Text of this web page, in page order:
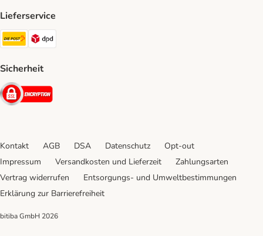
Lieferservice
Die Post Shipping Method
Sicherheit
Security
Kontakt AGB DSA Datenschutz
Opt-out
Impressum
Versandkosten und Lieferzeit
Zahlungsarten
Vertrag widerrufen
Entsorgungs- und Umweltbestimmungen
Erklärung zur Barrierefreiheit
bitiba GmbH 2026